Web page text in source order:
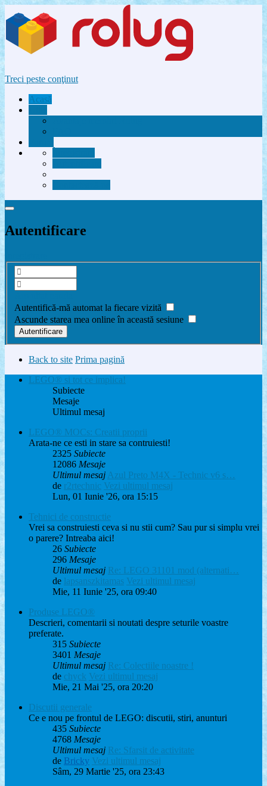
Treci peste conţinut
Acasă
Autentificare
Autentifică-mă automat la fiecare vizită
Ascunde starea mea online în această sesiune
Back to site Prima pagină
LEGO® si tot ce implica!
Subiecte
Mesaje
Ultimul mesaj
LEGO® MOCs: Creatii proprii
Arata-ne ce esti in stare sa contruiesti!
2325 Subiecte
12086 Mesaje
Ultimul mesaj Azul Preto M4X - Technic v6 s…
de r2rtechnic Vezi ultimul mesaj
Lun, 01 Iunie '26, ora 15:15
Tehnici de constructie
Vrei sa construiesti ceva si nu stii cum? Sau pur si simplu vrei
o parere? Intreaba aici!
26 Subiecte
296 Mesaje
Ultimul mesaj Re: LEGO 31101 mod (alternati…
de lapsanszkitamas Vezi ultimul mesaj
Mie, 11 Iunie '25, ora 09:40
Produse LEGO®
Descrieri, comentarii si noutati despre seturile voastre
preferate.
315 Subiecte
3401 Mesaje
Ultimul mesaj Re: Colectiile noastre !
de chyck Vezi ultimul mesaj
Mie, 21 Mai '25, ora 20:20
Discutii generale
Ce e nou pe frontul de LEGO: discutii, stiri, anunturi
435 Subiecte
4768 Mesaje
Ultimul mesaj Re: Sfarsit de activitate
de Bricky Vezi ultimul mesaj
Sâm, 29 Martie '25, ora 23:43